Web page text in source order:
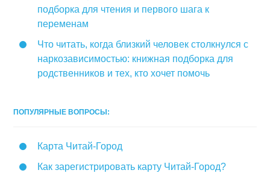
подборка для чтения и первого шага к
переменам
Что читать, когда близкий человек столкнулся с
наркозависимостью: книжная подборка для
родственников и тех, кто хочет помочь
ПОПУЛЯРНЫЕ ВОПРОСЫ:
Карта Читай-Город
Как зарегистрировать карту Читай-Город?